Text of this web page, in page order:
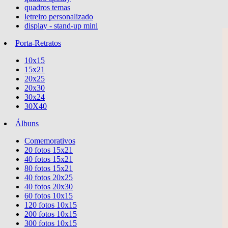
quadros temas
letreiro personalizado
display - stand-up mini
Porta-Retratos
10x15
15x21
20x25
20x30
30x24
30X40
Álbuns
Comemorativos
20 fotos 15x21
40 fotos 15x21
80 fotos 15x21
40 fotos 20x25
40 fotos 20x30
60 fotos 10x15
120 fotos 10x15
200 fotos 10x15
300 fotos 10x15